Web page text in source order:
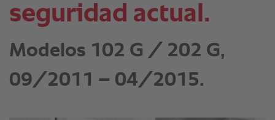
seguridad actual.
Modelos 102 G / 202 G,
09/2011 – 04/2015.